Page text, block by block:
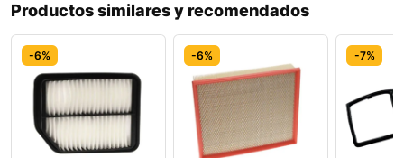
Productos similares y recomendados
-6% -6% -7%